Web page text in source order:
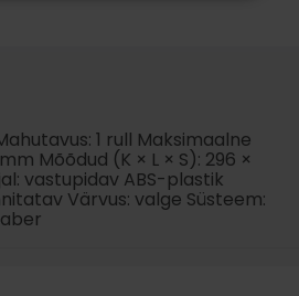
1 rull Maksimaalne
Mõõdud (K × L × S): 296 ×
vastupidav ABS-plastik
Värvus: valge Süsteem: